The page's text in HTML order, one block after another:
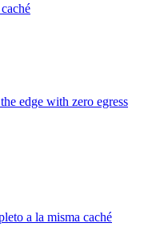
edge with zero egress
a la misma caché